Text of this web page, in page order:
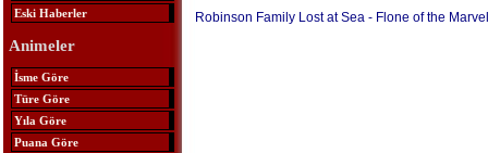
Eski Haberler
Animeler
İsme Göre
Türe Göre
Yıla Göre
Puana Göre
Robinson Family Lost at Sea - Flone of the